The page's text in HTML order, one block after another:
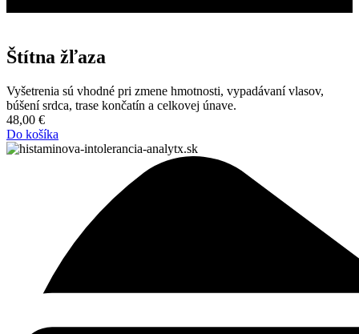
Štítna žľaza
Vyšetrenia sú vhodné pri zmene hmotnosti, vypadávaní vlasov,
búšení srdca, trase končatín a celkovej únave.
48,00 €
Do košíka